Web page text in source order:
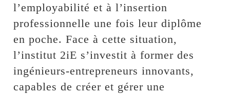
l’employabilité et à l’insertion
professionnelle une fois leur diplôme
en poche. Face à cette situation,
l’institut 2iE s’investit à former des
ingénieurs-entrepreneurs innovants,
capables de créer et gérer une